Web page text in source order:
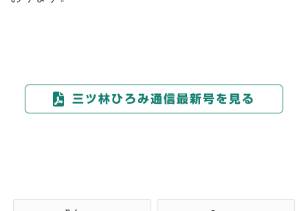
三ツ林ひろみ通信最新号を見る